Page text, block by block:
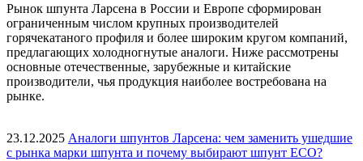
Рынок шпунта Ларсена в России и Европе сформирован
ограниченным числом крупных производителей
горячекатаного профиля и более широким кругом компаний,
предлагающих холодногнутые аналоги. Ниже рассмотрены
основные отечественные, зарубежные и китайские
производители, чья продукция наиболее востребована на
рынке.
23.12.2025 Аналоги шпунтов Ларсена: чем заменить ушедшие
с рынка марки шпунта и почему выбирают шпунт ECO?